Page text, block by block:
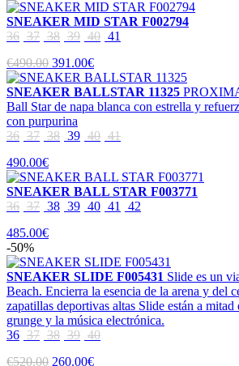
SNEAKER MID STAR F002794
36 37 38 39 40 41
€490.00 391.00€
SNEAKER BALLSTAR 11325
Ball Star de napa blanca con estrella y
con purpurina
36 37 38 39 40 41
490.00€
SNEAKER BALL STAR F003771
36 37 38 39 40 41
42
485.00€
-50%
SNEAKER SLIDE F005431 Slide es un
Beach. Encierra la esencia de la arena y del
zapatillas deportivas altas Slide están a mitad
grunge y la música electrónica.
36 37 38 39 40
€520.00 260.00€